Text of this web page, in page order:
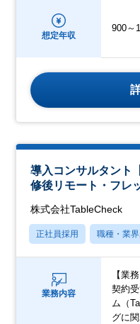
想定年収
900～
導入コンサルタント
修後リモート・フレ
株式会社TableCheck
正社員採用 職種・業
業務内容
【業
契約
ム（
グに